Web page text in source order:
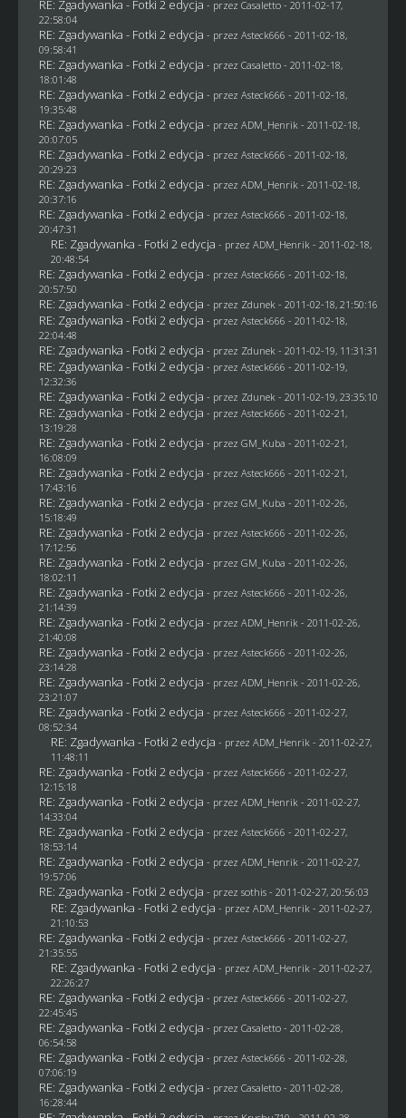
RE: Zgadywanka - Fotki 2 edycja - przez Casaletto- 2011-02-17,
22:58:04
RE: Zgadywanka - Fotki 2 edycja - przez Asteck666 - 2011-02-18,
09:58:41
RE: Zgadywanka - Fotki 2 edycja - przez Casaletto- 2011-02-18,
18:01:48
RE: Zgadywanka - Fotki 2 edycja - przez Asteck666 - 2011-02-18,
19:35:48
RE: Zgadywanka - Fotki 2 edycja - przez ADM_Henrik - 2011-02-18,
20:07:05
RE: Zgadywanka - Fotki 2 edycja - przez Asteck666 - 2011-02-18,
20:29:23
RE: Zgadywanka - Fotki 2 edycja - przez ADM_Henrik - 2011-02-18,
20:37:16
RE: Zgadywanka - Fotki 2 edycja - przez Asteck666 - 2011-02-18,
20:47:31
RE: Zgadywanka - Fotki 2 edycja - przez ADM_Henrik - 2011-02-18,
20:48:54
RE: Zgadywanka - Fotki 2 edycja - przez Asteck666 - 2011-02-18,
20:57:50
RE: Zgadywanka - Fotki 2 edycja - przez Zdunek - 2011-02-18, 21:50:16
RE: Zgadywanka - Fotki 2 edycja - przez Asteck666 - 2011-02-18,
22:04:48
RE: Zgadywanka - Fotki 2 edycja - przez Zdunek - 2011-02-19, 11:31:31
RE: Zgadywanka - Fotki 2 edycja - przez Asteck666 - 2011-02-19,
12:32:36
RE: Zgadywanka - Fotki 2 edycja - przez Zdunek - 2011-02-19, 23:35:10
RE: Zgadywanka - Fotki 2 edycja - przez Asteck666 - 2011-02-21,
13:19:28
RE: Zgadywanka - Fotki 2 edycja - przez GM_Kuba - 2011-02-21,
16:08:09
RE: Zgadywanka - Fotki 2 edycja - przez Asteck666 - 2011-02-21,
17:43:16
RE: Zgadywanka - Fotki 2 edycja - przez GM_Kuba - 2011-02-26,
15:18:49
RE: Zgadywanka - Fotki 2 edycja - przez Asteck666 - 2011-02-26,
17:12:56
RE: Zgadywanka - Fotki 2 edycja - przez GM_Kuba - 2011-02-26,
18:02:11
RE: Zgadywanka - Fotki 2 edycja - przez Asteck666 - 2011-02-26,
21:14:39
RE: Zgadywanka - Fotki 2 edycja - przez ADM_Henrik - 2011-02-26,
21:40:08
RE: Zgadywanka - Fotki 2 edycja - przez Asteck666 - 2011-02-26,
23:14:28
RE: Zgadywanka - Fotki 2 edycja - przez ADM_Henrik - 2011-02-26,
23:21:07
RE: Zgadywanka - Fotki 2 edycja - przez Asteck666 - 2011-02-27,
08:52:34
RE: Zgadywanka - Fotki 2 edycja - przez ADM_Henrik - 2011-02-27,
11:48:11
RE: Zgadywanka - Fotki 2 edycja - przez Asteck666 - 2011-02-27,
12:15:18
RE: Zgadywanka - Fotki 2 edycja - przez ADM_Henrik - 2011-02-27,
14:33:04
RE: Zgadywanka - Fotki 2 edycja - przez Asteck666 - 2011-02-27,
18:53:14
RE: Zgadywanka - Fotki 2 edycja - przez ADM_Henrik - 2011-02-27,
19:57:06
RE: Zgadywanka - Fotki 2 edycja - przez sothis- 2011-02-27, 20:56:03
RE: Zgadywanka - Fotki 2 edycja - przez ADM_Henrik - 2011-02-27,
21:10:53
RE: Zgadywanka - Fotki 2 edycja - przez Asteck666 - 2011-02-27,
21:35:55
RE: Zgadywanka - Fotki 2 edycja - przez ADM_Henrik - 2011-02-27,
22:26:27
RE: Zgadywanka - Fotki 2 edycja - przez Asteck666 - 2011-02-27,
22:45:45
RE: Zgadywanka - Fotki 2 edycja - przez Casaletto- 2011-02-28,
06:54:58
RE: Zgadywanka - Fotki 2 edycja - przez Asteck666 - 2011-02-28,
07:06:19
RE: Zgadywanka - Fotki 2 edycja - przez Casaletto- 2011-02-28,
16:28:44